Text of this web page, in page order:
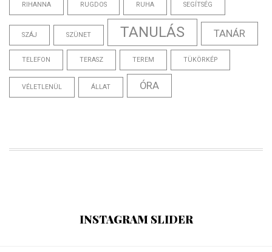
RIHANNA RUGDOS RUHA SEGÍTSÉG
SZÁJ SZÜNET TANULÁS TANÁR
TELEFON TERASZ TEREM TÜKÖRKÉP
VÉLETLENÜL ÁLLAT ÓRA
INSTAGRAM SLIDER